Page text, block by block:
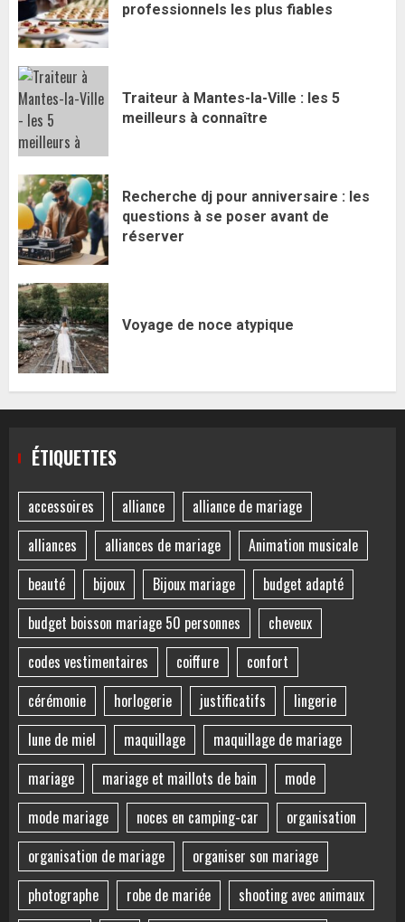
professionnels les plus fiables
Traiteur à Mantes-la-Ville : les 5
meilleurs à connaître
Recherche dj pour anniversaire : les
questions à se poser avant de
réserver
Voyage de noce atypique
ÉTIQUETTES
accessoires alliance
alliance de mariage
alliances
alliances de mariage
Animation musicale
beauté
bijoux Bijoux mariage
budget adapté
budget boisson mariage 50 personnes
cheveux
codes vestimentaires
coiffure
confort
cérémonie
horlogerie justificatifs
lingerie
lune de miel
maquillage
maquillage de mariage
mariage
mariage et maillots de bain
mode
mode mariage
noces en camping-car
organisation
organisation de mariage
organiser son mariage
photographe
robe de mariée
shooting avec animaux